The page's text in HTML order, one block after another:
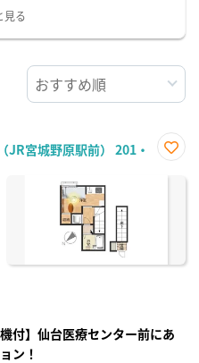
見る
JR宮城野原駅前） 201・
に入
付】仙台医療センター前にあ
ン！